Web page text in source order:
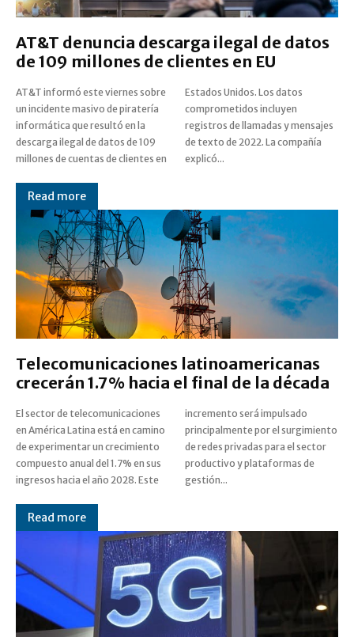
AT&T denuncia descarga ilegal de datos
de 109 millones de clientes en EU
AT&T informó este viernes sobre
un incidente masivo de piratería
informática que resultó en la
descarga ilegal de datos de 109
millones de cuentas de clientes en
Estados Unidos. Los datos
comprometidos incluyen
registros de llamadas y mensajes
de texto de 2022. La compañía
explicó...
Read more
Telecomunicaciones latinoamericanas
crecerán 1.7% hacia el final de la década
El sector de telecomunicaciones
en América Latina está en camino
de experimentar un crecimiento
compuesto anual del 1.7% en sus
ingresos hacia el año 2028. Este
incremento será impulsado
principalmente por el surgimiento
de redes privadas para el sector
productivo y plataformas de
gestión...
Read more